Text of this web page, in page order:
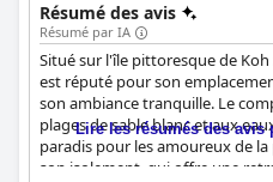
Résumé des avis
Résumé par IA
Situé sur l'île pittoresque de Koh
est réputé pour son
son ambiance tranquille. Le
plages de sable blanc et aux
paradis pour les amoureux de
son isolement, qui offre une
Lire les résumés des avis